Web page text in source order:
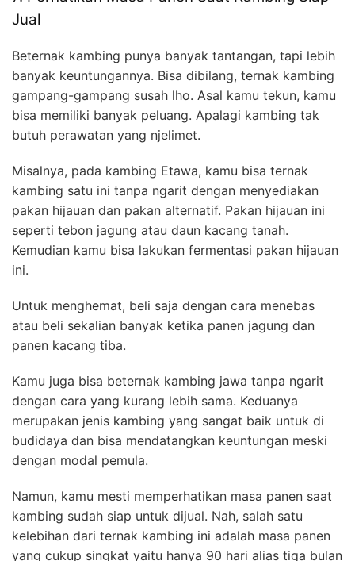
Jual
Beternak kambing punya banyak tantangan, tapi lebih
banyak keuntungannya. Bisa dibilang, ternak kambing
gampang-gampang susah lho. Asal kamu tekun, kamu
bisa memiliki banyak peluang. Apalagi kambing tak
butuh perawatan yang njelimet.
Misalnya, pada kambing Etawa, kamu bisa ternak
kambing satu ini tanpa ngarit dengan menyediakan
pakan hijauan dan pakan alternatif. Pakan hijauan ini
seperti tebon jagung atau daun kacang tanah.
Kemudian kamu bisa lakukan fermentasi pakan hijauan
ini.
Untuk menghemat, beli saja dengan cara menebas
atau beli sekalian banyak ketika panen jagung dan
panen kacang tiba.
Kamu juga bisa beternak kambing jawa tanpa ngarit
dengan cara yang kurang lebih sama. Keduanya
merupakan jenis kambing yang sangat baik untuk di
budidaya dan bisa mendatangkan keuntungan meski
dengan modal pemula.
Namun, kamu mesti memperhatikan masa panen saat
kambing sudah siap untuk dijual. Nah, salah satu
kelebihan dari ternak kambing ini adalah masa panen
yang cukup singkat yaitu hanya 90 hari alias tiga bulan